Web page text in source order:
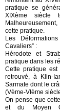
pratique se
XIXème siècle
cette pratique.
Les
Cavaliers” :
Hérodote et
pratique dans les
Cette pratique
retrouvé, à Klin-
Sarmate dont le
(Vème-VIème
On pense que
et du Moyen